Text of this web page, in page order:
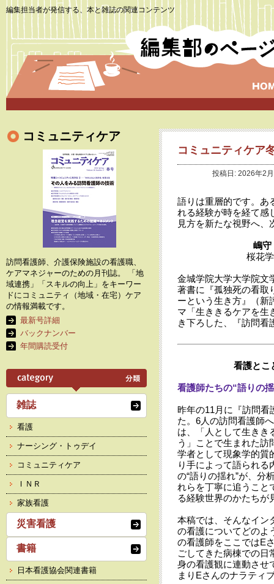
編集担当者が発信する、本と雑誌の関連コンテンツ
コミュニティケ
投稿日: 2026年2
語りは重層的です。あ
れる経験が時を経て感
見方を新たな視野へ、
嶋守
桜花
金城学院大学大学院文
著書に『孤独死の看取
ーという生き方』（新
マ「生ききるケアを
き下ろした、『訪問看
看護とこ
看護師たちの“語りの
昨年の11月に『訪問看
た。6人の訪問看護師
は、「人として生きき
う」ことで生まれた訪
学者として現象学的質
り手によって語られ
の“語りの揺れ”が、分
れらを丁寧に追うこと
る経験世界のかたちが
本稿では、そんなイン
の看護についてどのよ
の看護師をここではE
ごしてきた病棟での日
身の看護観に連動させ
まりEさんのナラティ
コミュニティケア
訪問看護師、介護保険施設の看護職、
ケアマネジャーのための月刊誌。 「地
域連携」「スキルの向上」をキーワー
ドにコミュニティ（地域・在宅）ケア
の情報満載です。
最新号詳細
バックナンバー
年間購読受付
雑誌
看護
ナーシング・トゥデイ
コミュニティケア
ＩＮＲ
家族看護
災害看護
書籍
日本看護協会関連書籍